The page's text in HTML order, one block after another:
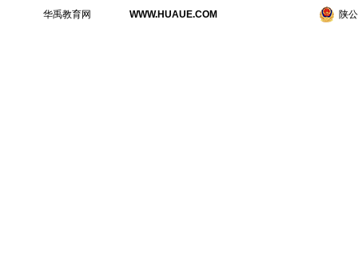
华禹教育网 WWW.HUAUE.COM 陕